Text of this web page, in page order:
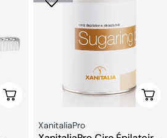
Choisissez Les Options
Fournisseur:
XanitaliaPro